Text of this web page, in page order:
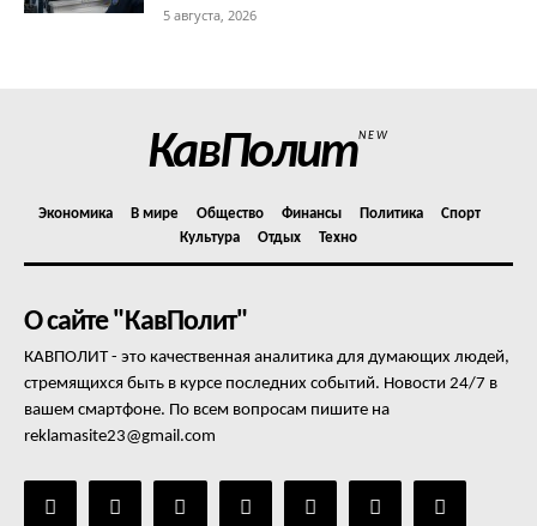
5 августа, 2026
КавПолитNEW
Экономика В мире Общество Финансы Политика
Спорт
Культура
Отдых Техно
О сайте "КавПолит"
КАВПОЛИТ - это качественная аналитика для думающих людей,
стремящихся быть в курсе последних событий. Новости 24/7 в
вашем смартфоне. По всем вопросам пишите на
reklamasite23@gmail.com